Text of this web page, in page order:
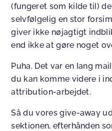
(fungeret som kilde til)
selvfølgelig en stor
giver ikke nøjagtigt
end ikke at gøre noget
Puha. Det var en lang
du kan komme videre i
attribution-arbejdet.
Så du vores give-away
sektionen, efterhånden